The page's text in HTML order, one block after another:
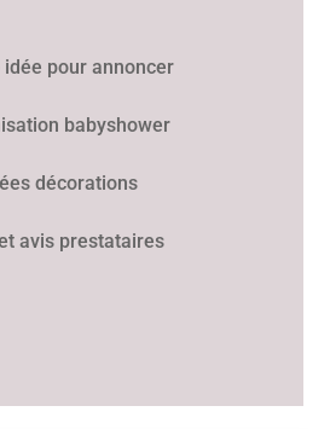
idée pour annoncer
babyshower
décorations
avis prestataires